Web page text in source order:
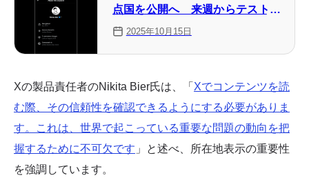
点国を公開へ 来週からテスト開
始 2025年10月15日
Xの製品責任者のNikita Bier氏は、「 Xでコンテンツを読
む際、その信頼性を確認できるようにする必要がありま
す。これは、世界で起こっている重要な問題の動向を把
握するために不可欠です 」と述べ、所在地表示の重要性
を強調しています。